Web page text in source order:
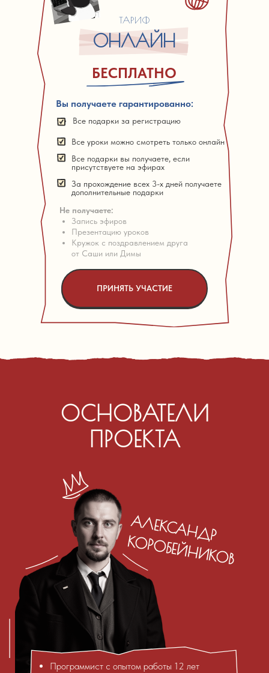
Все подарки за регистрацию
Все уроки можно смотреть только онлайн
Все подарки вы получаете, если
присутствуете на эфирах
За прохождение всех 3-х дней получаете
дополнительные подарки
Не получаете:
Запись эфиров
Презентацию уроков
Кружок с поздравлением друга
от Саши или Димы
ПРИНЯТЬ УЧАСТИЕ
Вы получаете гарантированно:
БЕСПЛАТНО
ОНЛАЙН
ТАРИФ
ОСНОВАТЕЛИ
ПРОЕКТА
А
Л
ЕК
С
А
Н
Д
Р
К
О
РО
БЕЙ
Н
И
К
О
В
Программист с опытом работы 12 лет